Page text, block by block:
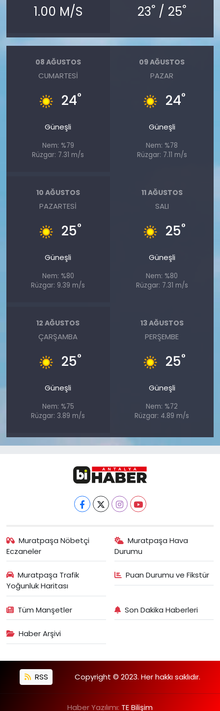
1.00 M/S 23° / 25°
08 AĞUSTOS
CUMARTESI
24°
Güneşli
Nem: %79
Rüzgar: 7.31 m/s
09 AĞUSTOS
PAZAR
24°
Güneşli
Nem: %78
Rüzgar: 7.11 m/s
10 AĞUSTOS
PAZARTESI
25°
Güneşli
Nem: %80
Rüzgar: 9.39 m/s
11 AĞUSTOS
SALI
25°
Güneşli
Nem: %80
Rüzgar: 7.31 m/s
12 AĞUSTOS
ÇARŞAMBA
25°
Güneşli
Nem: %75
Rüzgar: 3.89 m/s
13 AĞUSTOS
PERŞEMBE
25°
Güneşli
Nem: %72
Rüzgar: 4.89 m/s
Muratpaşa Nöbetçi
Eczaneler
Muratpaşa Hava
Durumu
Muratpaşa Trafik
Yoğunluk Haritası
Puan Durumu ve Fikstür
Tüm Manşetler Son Dakika Haberleri
Haber Arşivi
RSS Copyright © 2023. Her hakkı saklıdır.
Haber Yazılımı: TE Bilişim